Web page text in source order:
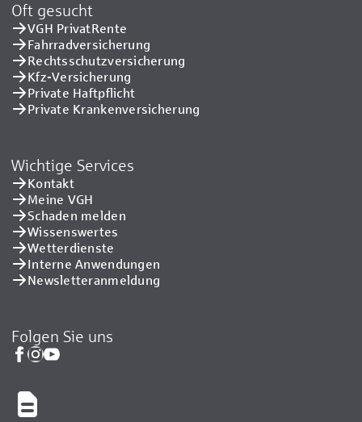
Oft gesucht
VGH PrivatRente
Fahrradversicherung
Rechtsschutzversicherung
Kfz-Versicherung
Private Haftpflicht
Private Kranken­versicherung
Wichtige Services
Kontakt
Meine VGH
Schaden melden
Wissenswertes
Wetterdienste
Interne Anwendungen
Newsletteranmeldung
Folgen Sie uns